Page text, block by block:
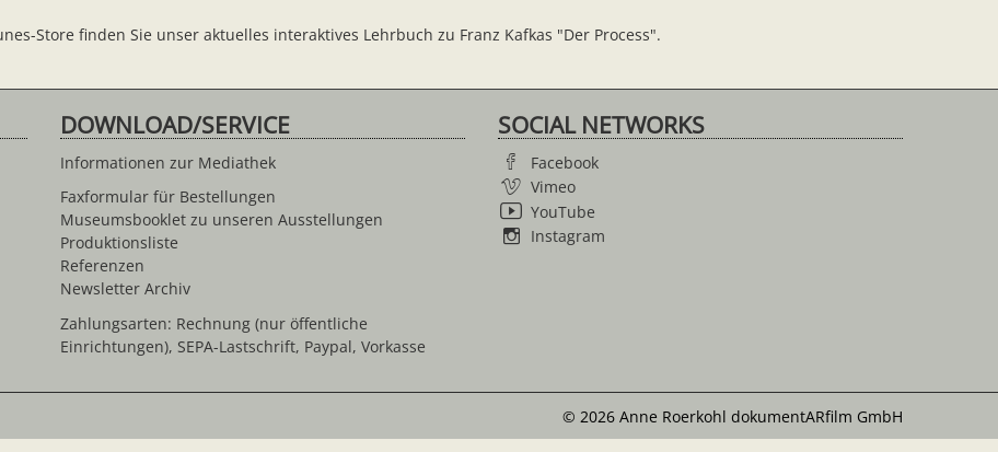
Store finden Sie unser aktuelles interaktives Lehrbuch zu Franz Kafkas "Der Process".
DOWNLOAD/SERVICE
Informationen zur Mediathek
Faxformular für Bestellungen
Museumsbooklet zu unseren Ausstellungen
Produktionsliste
Referenzen
Newsletter Archiv
Zahlungsarten: Rechnung (nur öffentliche
Einrichtungen), SEPA-Lastschrift, Paypal, Vorkasse
SOCIAL NETWORKS
Facebook
Vimeo
YouTube
Instagram
© 2026 Anne Roerkohl dokumentARfilm GmbH